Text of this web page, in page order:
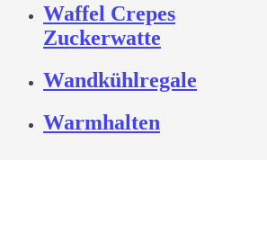
Waffel Crepes
Zuckerwatte
Wandkühlregale
Warmhalten